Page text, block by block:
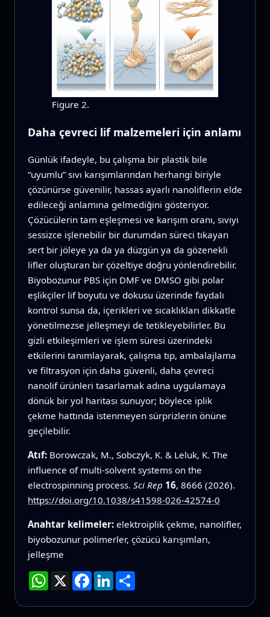
Figure 2.
Daha çevreci lif malzemeleri için anlamı
Günlük ifadeyle, bu çalışma bir plastik bile
“uyumlu” sıvı karışımlarından herhangi biriyle
çözünürse güvenilir, hassas ayarlı nanoliflerin elde
edileceği anlamına gelmediğini gösteriyor.
Çözücülerin tam eşleşmesi ve karışım oranı, sıvıyı
sessizce işlenebilir bir durumdan süreci tıkayan
sert bir jöleye ya da ya düzgün ya da gözenekli
lifler oluşturan bir çözeltiye doğru yönlendirebilir.
Biyobozunur PBS için DMF ve DMSO gibi polar
eşlikçiler lif boyutu ve dokusu üzerinde faydalı
kontrol sunsa da, içerikleri ve sıcaklıkları dikkatle
yönetilmezse jelleşmeyi de tetikleyebilirler. Bu
gizli etkileşimleri ve işlem süresi üzerindeki
etkilerini tanımlayarak, çalışma tıp, ambalajlama
ve filtrasyon için daha güvenli, daha çevreci
nanolif ürünleri tasarlamak adına uygulamaya
dönük bir yol haritası sunuyor; böylece iplik
çekme hattında istenmeyen sürprizlerin önüne
geçilebilir.
Atıf: Borowczak, M., Sobczyk, K. & Leluk, K. The
influence of multi-solvent systems on the
electrospinning process. Sci Rep 16, 8666 (2026).
https://doi.org/10.1038/s41598-026-42574-0
Anahtar kelimeler: elektroiplik çekme, nanolifler,
biyobozunur polimerler, çözücü karışımları,
jelleşme
WhatsApp
X Facebook
LinkedInPaylaş